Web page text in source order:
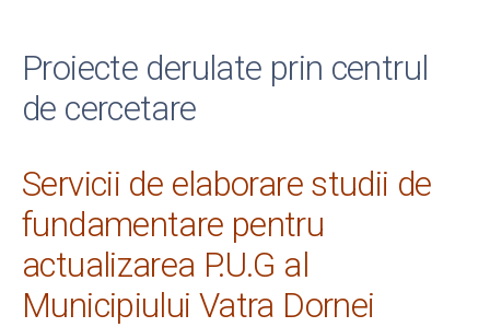
Proiecte derulate prin centrul
de cercetare
Servicii de elaborare studii de
fundamentare pentru
actualizarea P.U.G al
Municipiului Vatra Dornei